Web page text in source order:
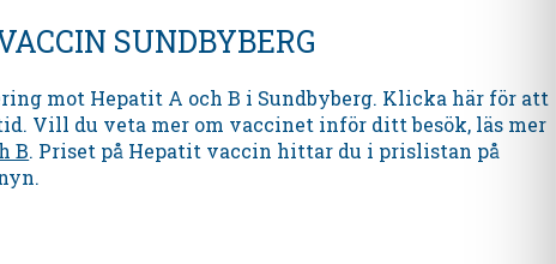
SUNDBYBERG
mot Hepatit A och B i Sundbyberg. Klicka här för att
Vill du veta mer om vaccinet inför ditt besök, läs mer
B. Priset på Hepatit vaccin hittar du i prislistan på